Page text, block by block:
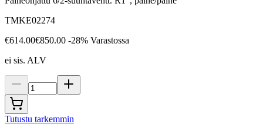
TMKE02274
€614.00€850.00 -28% Varastossa
ei sis. ALV
Tutustu tarkemmin